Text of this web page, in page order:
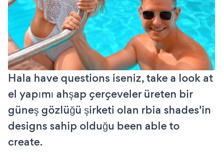
Hala have questions iseniz, take a look at
el yapımı ahşap çerçeveler üreten bir
güneş gözlüğü şirketi olan rbia shades'in
designs sahip olduğu been able to
create.